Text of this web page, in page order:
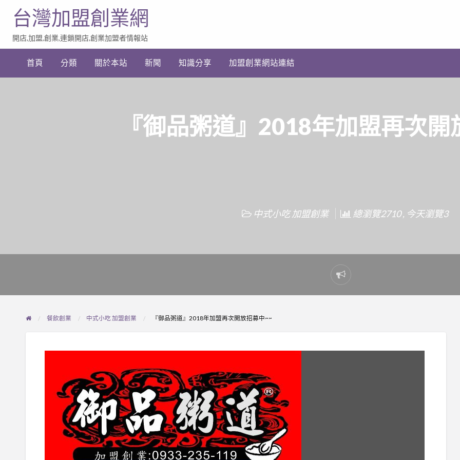
加
業
台灣加盟創業網
開店,加盟,創業,連鎖開店,創業加盟者情報站
首頁 分類 關於本站 新聞 知識分享 加盟創業網站連結
『御品粥道』2018年加盟再次
中式小吃 加盟創業 總瀏覽2710 , 今天瀏覽3
Report
problem
餐飲創業 中式小吃 加盟創業 『御品粥道』2018年加盟再次開放招募中~~